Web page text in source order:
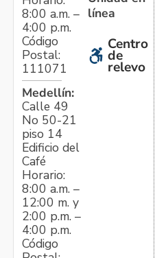
8:00 a.m. –
4:00 p.m.
Código
Postal:
111071
Medellín:
Calle 49
No 50-21
piso 14
Edificio del
Café
Horario:
8:00 a.m. –
12:00 m. y
2:00 p.m. –
4:00 p.m.
Código
línea
Centro
de
relevo